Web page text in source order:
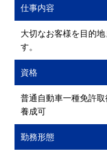
仕事内容
大切なお客様を目的
す。
資格
普通自動車一種免許
養成可
勤務形態